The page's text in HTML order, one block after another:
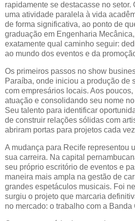
rapidamente se destacasse no setor.
uma atividade paralela à vida
de forma significativa, ao ponto de
graduação em Engenharia
exatamente qual caminho seguir:
ao mundo dos eventos e da
Os primeiros passos no show
Paraíba, onde iniciou a produção de
com empresários locais. Aos
atuação e consolidando seu nome
Seu talento para identificar
de construir relações sólidas com
abriram portas para projetos cada
A mudança para Recife representou
sua carreira. Na capital
seu próprio escritório de eventos e
maneira mais ampla na gestão de
grandes espetáculos musicais. Foi
surgiu o projeto que marcaria
no mercado: o trabalho com a Banda